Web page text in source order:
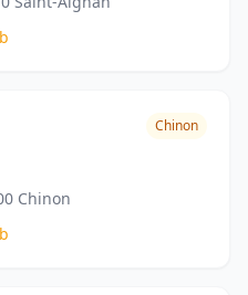
Chinon
Chinon